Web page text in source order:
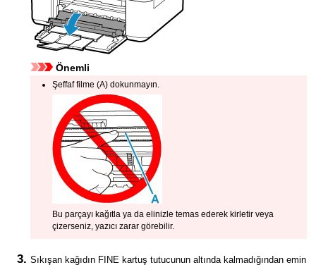
Önemli
Şeffaf filme (A) dokunmayın.
Bu parçayı kağıtla ya da elinizle temas ederek kirletir veya
çizerseniz, yazıcızarar görebilir.
Sıkışan kağıdın FINE kartuş tutucunun altında kalmadığından emin